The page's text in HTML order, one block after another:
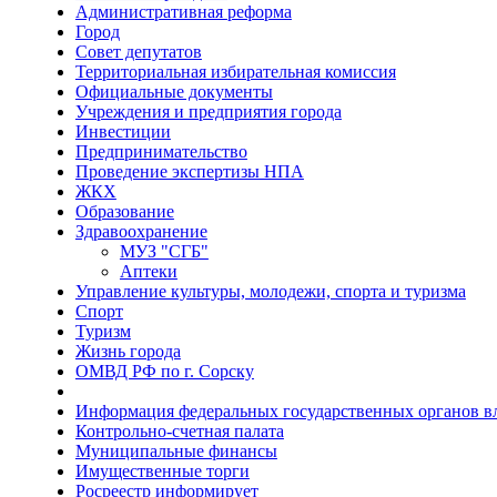
Административная реформа
Город
Совет депутатов
Территориальная избирательная комиссия
Официальные документы
Учреждения и предприятия города
Инвестиции
Предпринимательство
Проведение экспертизы НПА
ЖКХ
Образование
Здравоохранение
МУЗ "СГБ"
Аптеки
Управление культуры, молодежи, спорта и туризма
Спорт
Туризм
Жизнь города
ОМВД РФ по г. Сорску
Информация федеральных государственных органов
Контрольно-счетная палата
Муниципальные финансы
Имущественные торги
Росреестр информирует